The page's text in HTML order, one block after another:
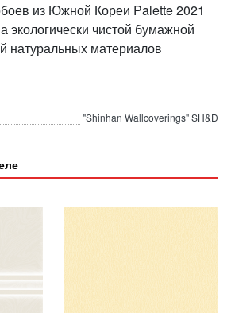
из Южной Кореи Palette 2021
экологически чистой бумажной
натуральных материалов
"Shinhan Wallcoverings" SH&D